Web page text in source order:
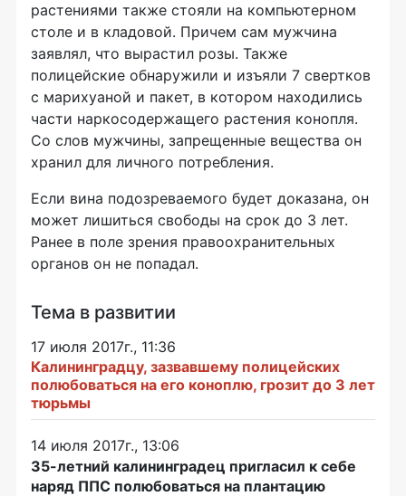
растениями также стояли на компьютерном
столе и в кладовой. Причем сам мужчина
заявлял, что вырастил розы. Также
полицейские обнаружили и изъяли 7 свертков
с марихуаной и пакет, в котором находились
части наркосодержащего растения конопля.
Со слов мужчины, запрещенные вещества он
хранил для личного потребления.
Если вина подозреваемого будет доказана, он
может лишиться свободы на срок до 3 лет.
Ранее в поле зрения правоохранительных
органов он не попадал.
Тема в развитии
17 июля 2017г., 11:36
Калининградцу, зазвавшему полицейских
полюбоваться на его коноплю, грозит до 3 лет
тюрьмы
14 июля 2017г., 13:06
35-летний калининградец пригласил к себе
наряд ППС полюбоваться на плантацию